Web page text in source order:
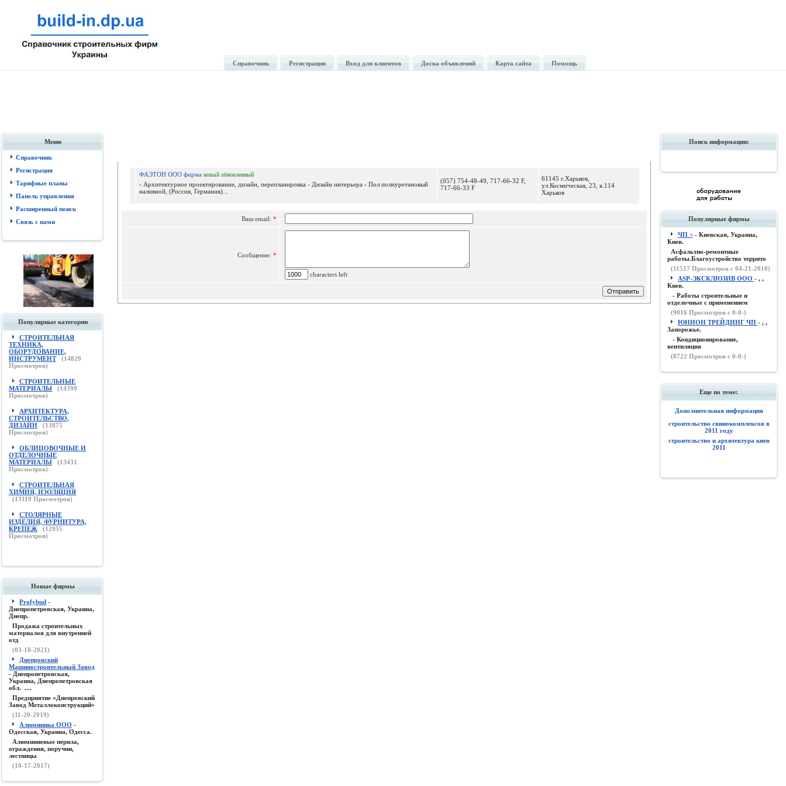
Справочник Регистрация Вход для клиентов Доска объявлений Карта сайта Помощь
Меню
Справочник
Регистрация
Тарифные планы
Панель управления
Расширенный поиск
Связь с нами
Популярные категории
СТРОИТЕЛЬНАЯ
ТЕХНИКА,
ОБОРУДОВАНИЕ,
ИНСТРУМЕНТ
(14829
Просмотров)
СТРОИТЕЛЬНЫЕ
МАТЕРИАЛЫ
(14399
Просмотров)
АРХИТЕКТУРА,
СТРОИТЕЛЬСТВО,
ДИЗАЙН
(13875
Просмотров)
ОБЛИЦОВОЧНЫЕ И
ОТДЕЛОЧНЫЕ
МАТЕРИАЛЫ
(13431
Просмотров)
СТРОИТЕЛЬНАЯ
ХИМИЯ, ИЗОЛЯЦИЯ
(13119 Просмотров)
СТОЛЯРНЫЕ
ИЗДЕЛИЯ, ФУРНИТУРА,
КРЕПЕЖ
(12955
Просмотров)
Новые фирмы
Profybud -
Днепропетровская, Украина,
Днепр.
Продажа строительных
материалов для внутренней
отд
(03-18-2021)
Днепровский
Машиностроительный Завод
- Днепропетровская,
Украина, Днепропетровская
обл. ....
Предприятие «Днепровский
Завод Металлоконструкций»
(11-20-2019)
Алюминика ООО -
Одесская, Украина, Одесса.
Алюминиевые перила,
ограждения, поручни,
лестницы
(10-17-2017)
ФАЭТОН ООО фирма новый обновленный
- Архитектурное проектирование, дизайн, перепланировка - Дизайн интерьера - Пол полиуретановый
наливной, (Россия, Германия)...
(057) 754-48-49, 717-66-32 F,
717-66-33 F
61145 г.Харьков,
ул.Космическая, 23, к.114
Харьков
Ваш email: *
Сообщение: *
characters left
Поиск информации:
Популярные фирмы
ЧП >- Киевская, Украина,
Киев.
Асфальтно-ремонтные
работы.Благоустройство террито
(11517 Просмотров с 04-21-2010)
ASP-ЭКСКЛЮЗИВ ООО - , ,
Киев.
- Работы строительные и
отделочные с применением
(9016 Просмотров с 0-0-)
ЮНИОН ТРЕЙДИНГ ЧП - , ,
Запорожье.
- Кондиционирование,
вентиляция
(8722 Просмотров с 0-0-)
Еще по теме:
Дополнительная информация
строительство свинокомплексов в
2011 году
строительство и архитектура киев
2011